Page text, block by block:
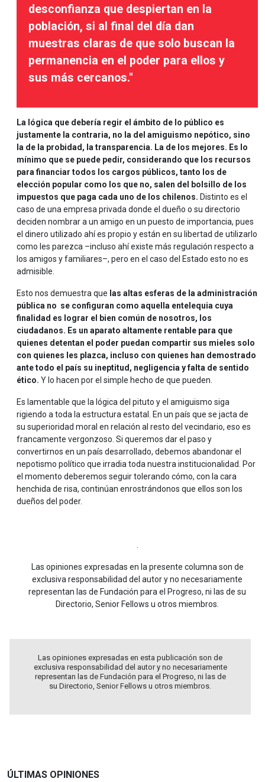
desconfianza que despiertan en la
población, si al final del día dan
muestras claras de que solo buscan la
permanencia en el poder para ellos y
sus más cercanos."
La lógica que debería regir el ámbito de lo público es
justamente la contraria, no la del amiguismo nepótico, sino
la de la probidad, la transparencia. La de los mejores. Es lo
mínimo que se puede pedir, considerando que los recursos
para financiar todos los cargos públicos, tanto los de
elección popular como los que no, salen del bolsillo de los
impuestos que paga cada uno de los chilenos. Distinto es el
caso de una empresa privada donde el dueño o su directorio
deciden nombrar a un amigo en un puesto de importancia, pues
el dinero utilizado ahí es propio y están en su libertad de utilizarlo
como les parezca –incluso ahí existe más regulación respecto a
los amigos y familiares–, pero en el caso del Estado esto no es
admisible.
Esto nos demuestra que las altas esferas de la administración
pública no se configuran como aquella entelequia cuya
finalidad es lograr el bien común de nosotros, los
ciudadanos. Es un aparato altamente rentable para que
quienes detentan el poder puedan compartir sus mieles solo
con quienes les plazca, incluso con quienes han demostrado
ante todo el país su ineptitud, negligencia y falta de sentido
ético. Y lo hacen por el simple hecho de que pueden.
Es lamentable que la lógica del pituto y el amiguismo siga
rigiendo a toda la estructura estatal. En un país que se jacta de
su superioridad moral en relación al resto del vecindario, eso es
francamente vergonzoso. Si queremos dar el paso y
convertirnos en un país desarrollado, debemos abandonar el
nepotismo político que irradia toda nuestra institucionalidad. Por
el momento deberemos seguir tolerando cómo, con la cara
henchida de risa, continúan enrostrándonos que ellos son los
dueños del poder.
.
Las opiniones expresadas en la presente columna son de
exclusiva responsabilidad del autor y no necesariamente
representan las de Fundación para el Progreso, ni las de su
Directorio, Senior Fellows u otros miembros.
Las opiniones expresadas en esta publicación son de
exclusiva responsabilidad del autor y no necesariamente
representan las de Fundación para el Progreso, ni las de
su Directorio, Senior Fellows u otros miembros.
ÚLTIMAS OPINIONES